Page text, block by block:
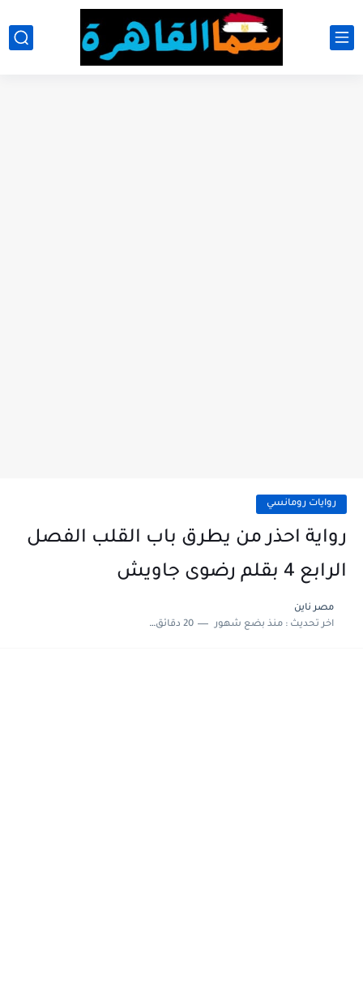
روايات رومانسي
رواية احذر من يطرق باب القلب الفصل
الرابع 4 بقلم رضوى جاويش
مصر ناين
اخر تحديث :منذ بضع شهور 20 دقائق للقراءة